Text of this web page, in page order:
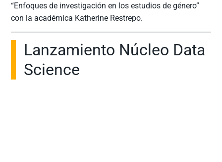
“Enfoques de investigación en los estudios de género”
con la académica Katherine Restrepo.
Lanzamiento Núcleo Data
Science